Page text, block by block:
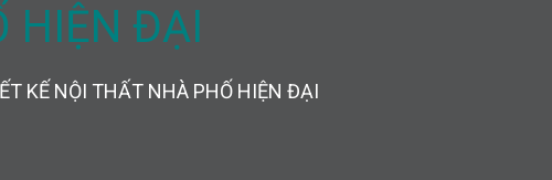
HIỆN ĐẠI
KẾ NỘI THẤT NHÀ PHỐ HIỆN ĐẠI